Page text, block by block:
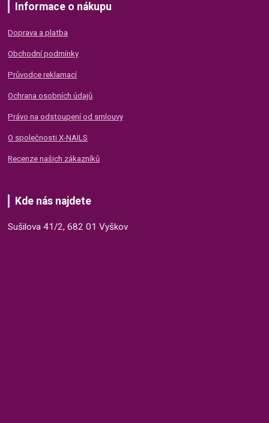
Informace o nákupu
Doprava a platba
Obchodní podmínky
Průvodce reklamací
Ochrana osobních údajů
Právo na odstoupení od smlouvy
O společnosti X-NAILS
Recenze našich zákazníků
Kde nás najdete
Sušilova 41/2, 682 01 Vyškov